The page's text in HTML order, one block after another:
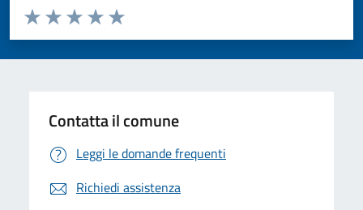
Valuta da 1 a 5 stelle la pagina
Valuta 5 stelle su 5
Valuta 4 stelle su 5
Valuta 3 stelle su 5
Valuta 2 stelle su 5
Valuta 1 stelle su 5
Contatta il comune
Leggi le domande frequenti
Richiedi assistenza